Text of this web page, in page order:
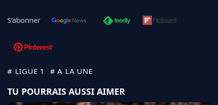
S'abonner
# LIGUE 1 # A LA UNE
TU POURRAIS AUSSI AIMER